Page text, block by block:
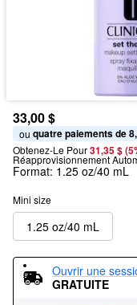
33,00 $
ou quatre paiements de
Obtenez-Le Pour31,35 $
Réapprovisionnement
Format: 1.25 oz/40 mL
Mini size
1.25 oz/40 mL
Ouvrir une
GRATUITE